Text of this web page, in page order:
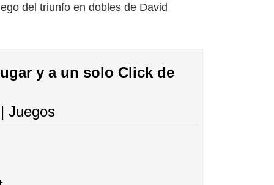
del triunfo en dobles de David
y a un solo Click de
Juegos